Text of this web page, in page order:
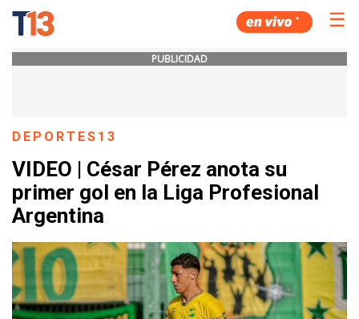
☰
PUBLICIDAD
DEPORTES13
VIDEO | César Pérez anota su
primer gol en la Liga Profesional
Argentina